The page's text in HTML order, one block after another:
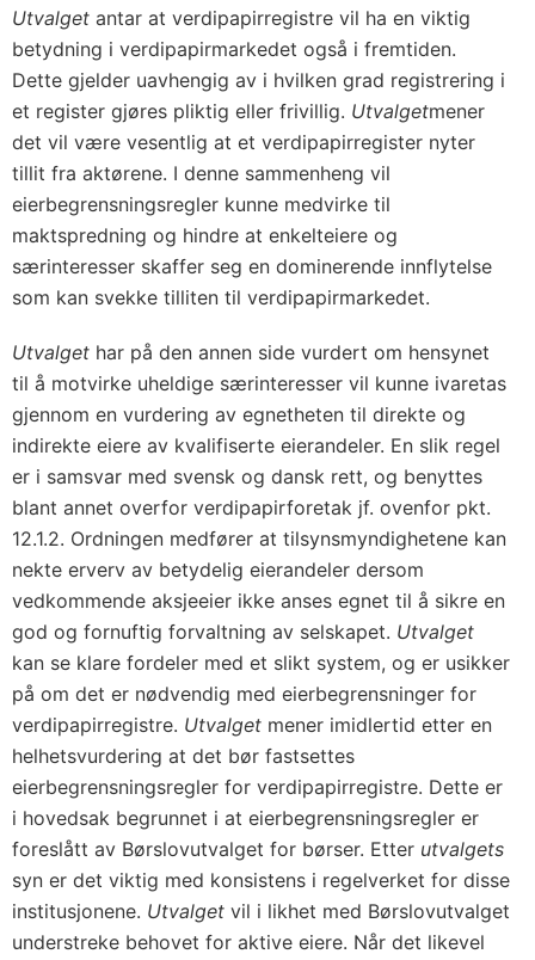
Utvalget antar at verdipapirregistre vil ha en viktig
betydning i verdipapirmarkedet også i fremtiden.
Dette gjelder uavhengig av i hvilken grad registrering i
et register gjøres pliktig eller frivillig. Utvalgetmener
det vil være vesentlig at et verdipapirregister nyter
tillit fra aktørene. I denne sammenheng vil
eierbegrensningsregler kunne medvirke til
maktspredning og hindre at enkelteiere og
særinteresser skaffer seg en dominerende innflytelse
som kan svekke tilliten til verdipapirmarkedet.
Utvalget har på den annen side vurdert om hensynet
til å motvirke uheldige særinteresser vil kunne ivaretas
gjennom en vurdering av egnetheten til direkte og
indirekte eiere av kvalifiserte eierandeler. En slik regel
er i samsvar med svensk og dansk rett, og benyttes
blant annet overfor verdipapirforetak jf. ovenfor pkt.
12.1.2. Ordningen medfører at tilsynsmyndighetene kan
nekte erverv av betydelig eierandeler dersom
vedkommende aksjeeier ikke anses egnet til å sikre en
god og fornuftig forvaltning av selskapet. Utvalget
kan se klare fordeler med et slikt system, og er usikker
på om det er nødvendig med eierbegrensninger for
verdipapirregistre. Utvalget mener imidlertid etter en
helhetsvurdering at det bør fastsettes
eierbegrensningsregler for verdipapirregistre. Dette er
i hovedsak begrunnet i at eierbegrensningsregler er
foreslått av Børslovutvalget for børser. Etter utvalgets
syn er det viktig med konsistens i regelverket for disse
institusjonene. Utvalget vil i likhet med Børslovutvalget
understreke behovet for aktive eiere. Når det likevel